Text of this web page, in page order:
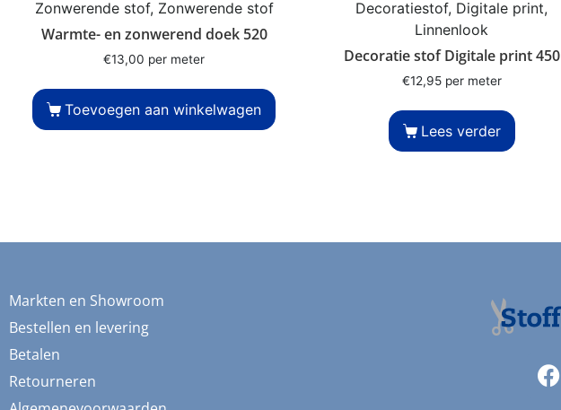
Zonwerende stof, Zonwerende stof
Warmte- en zonwerend doek 520
€13,00 per meter
Toevoegen aan winkelwagen
Decoratiestof, Digitale print,
Linnenlook
Decoratie stof Digitale print 450
€12,95 per meter
Lees verder
Markten en Showroom
Bestellen en levering
Betalen
Retourneren